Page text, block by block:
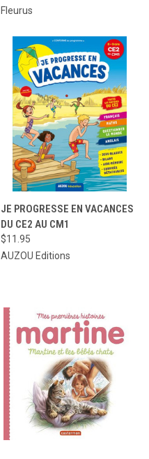
Fleurus
JE PROGRESSE EN VACANCES
DU CE2 AU CM1
$11.95
AUZOU Editions